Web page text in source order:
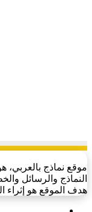
موقع نماذج
النماذج والرسائل
هدف الموقع هو إثراء